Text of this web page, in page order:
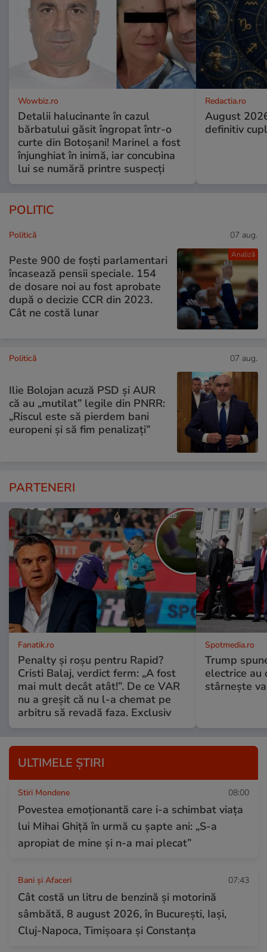
Wowbiz.ro
Detalii halucinante în cazul
bărbatului găsit îngropat într-o
curte din Botoșani! Marinel a fost
înjunghiat în inimă, iar concubina
lui se numără printre suspecți
Redactia.ro
August
definitiv
POLITIC
Analiză
Politică 07 aug.
Peste 900 de foști parlamentari
încasează pensii speciale. 154
de dosare noi au fost aprobate
după o decizie CCR din 2023.
Cât ne costă lunar
Politică 07 aug.
Ilie Bolojan acuză PSD și AUR
că au „mutilat” legile din PNRR:
„Riscul este să pierdem bani
europeni și să fim penalizați”
PARTENERI
Fanatik.ro
Penalty și roșu pentru Rapid?
Cristi Balaj, verdict ferm: „A fost
mai mult decât atât!”. De ce VAR
nu a greșit că nu l-a chemat pe
arbitru să revadă faza. Exclusiv
Spotmedia.ro
Trump
electrice au
stârnește
ULTIMELE ȘTIRI
Stiri Mondene 08:00
Povestea emoționantă care i-a schimbat viața
lui Mihai Ghiță în urmă cu șapte ani: „S-a
apropiat de mine și n-a mai plecat”
Bani și Afaceri 07:43
Cât costă un litru de benzină și motorină
sâmbătă, 8 august 2026, în București, Iași,
Cluj-Napoca, Timișoara și Constanța